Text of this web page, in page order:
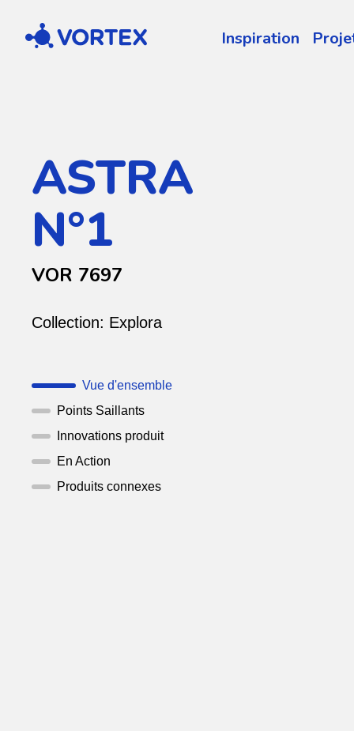
Vortex Inspiration
ASTRA
N°1
VOR 7697
Collection: Explora
Vue d'ensemble
Points Saillants
Innovations produit
En Action
Produits connexes